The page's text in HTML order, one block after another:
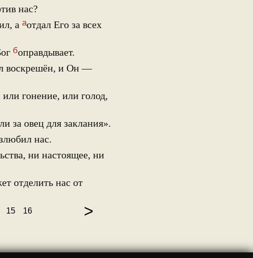
нас?
а аотдал Его за всех
боправдывает.
воскрешён, и Он —
гонение, или голод,
за овец для заклания».
нас.
ни настоящее, ни
отделить нас от
15 16 >